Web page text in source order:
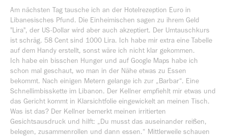
Am nächsten Tag tausche ich an der Hotelrezeption Euro in
Libanesisches Pfund. Die Einheimischen sagen zu ihrem Geld
"Lira", der US-Dollar wird aber auch akzeptiert. Der Umtauschkurs
ist schräg. 58 Cent sind 1000 Lira. Ich habe mir extra eine Tabelle
auf dem Handy erstellt, sonst wäre ich nicht klar gekommen.
Ich habe ein bisschen Hunger und auf Google Maps habe ich
schon mal geschaut, wo man in der Nähe etwas zu Essen
bekommt. Nach einigen Metern gelange ich zur „Barbar“. Eine
Schnellimbisskette im Libanon. Der Kellner empfiehlt mir etwas und
das Gericht kommt in Klarsichtfolie eingewickelt an meinen Tisch.
Was ist das? Der Kellner bemerkt meinen irritierten
Gesichtsausdruck und hilft: „Du musst das auseinander reißen,
belegen, zusammenrollen und dann essen.“ Mittlerweile schauen